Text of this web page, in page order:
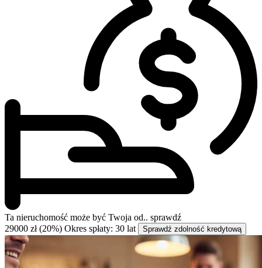
Ta nieruchomość może być Twoja od.. sprawdź
29000 zł (20%) Okres spłaty: 30 lat Sprawdź zdolność kredytową